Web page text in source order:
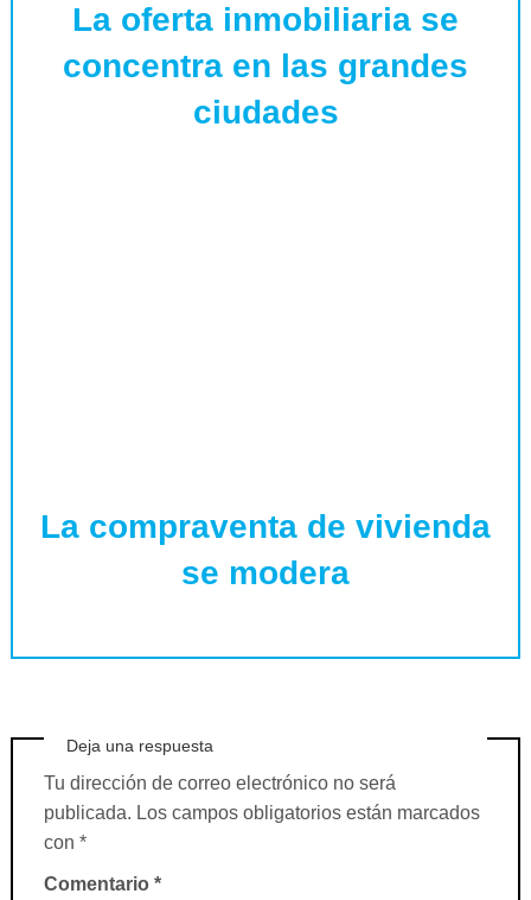
La oferta inmobiliaria se
concentra en las grandes
ciudades
La compraventa de vivienda
se modera
Deja una respuesta
Tu dirección de correo electrónico no será
publicada. Los campos obligatorios están marcados
con *
Comentario *